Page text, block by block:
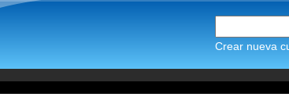
Crear nueva